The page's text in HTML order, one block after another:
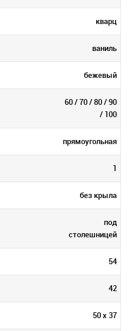
кварц
ваниль
бежевый
60 / 70 / 80 / 90
/ 100
прямоугольная
1
без крыла
под
столешницей
54
42
50 x 37